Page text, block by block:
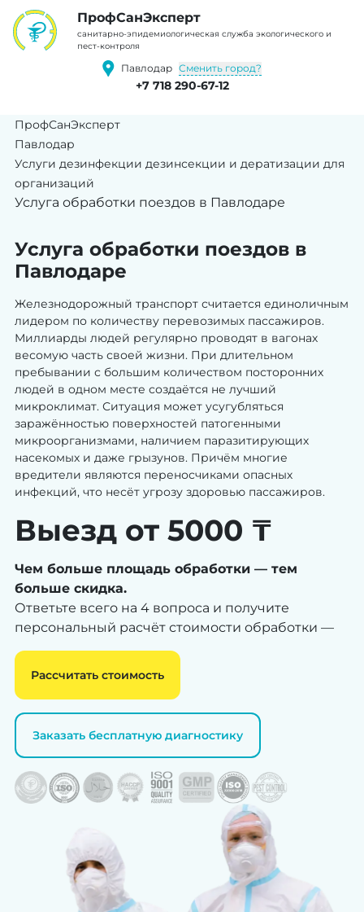
ПрофCанЭксперт
cанитарно-эпидемиологическая служба экологического и
пест-контроля
Павлодар Сменить город?
+7 718 290-67-12
ПрофСанЭксперт
Павлодар
Услуги дезинфекции дезинсекции и дератизации для
организаций
Услуга обработки поездов в Павлодаре
Услуга обработки поездов в
Павлодаре
Железнодорожный транспорт считается единоличным
лидером по количеству перевозимых пассажиров.
Миллиарды людей регулярно проводят в вагонах
весомую часть своей жизни. При длительном
пребывании с большим количеством посторонних
людей в одном месте создаётся не лучший
микроклимат. Ситуация может усугубляться
заражённостью поверхностей патогенными
микроорганизмами, наличием паразитирующих
насекомых и даже грызунов. Причём многие
вредители являются переносчиками опасных
инфекций, что несёт угрозу здоровью пассажиров.
Выезд от 5000 ₸
Чем больше площадь обработки — тем
больше скидка.
Ответьте всего на 4 вопроса и получите
персональный расчёт стоимости обработки —
Рассчитать стоимость
Заказать бесплатную диагностику